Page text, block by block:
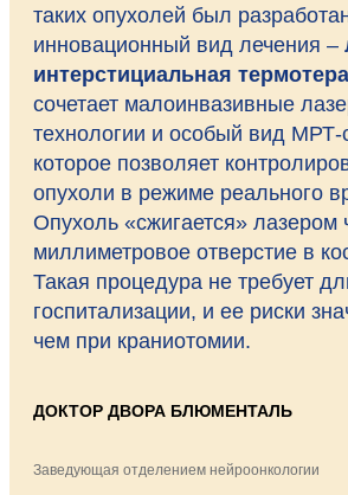
таких опухолей был
инновационный вид лечения –
интерстициальная
сочетает малоинвазивные
технологии и особый вид МРТ-
которое позволяет
опухоли в режиме реального
Опухоль «сжигается» лазером
миллиметровое отверстие в
Такая процедура не требует
госпитализации, и ее риски
чем при краниотомии.
ДОКТОР ДВОРА БЛЮМЕНТАЛЬ
Заведующая отделением нейроонкологии